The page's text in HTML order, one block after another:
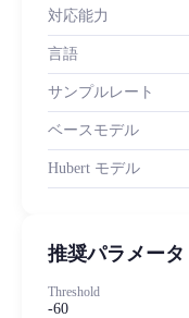
対応能力
言語
サンプルレート
ベースモデル
Hubert モデル
推奨パラメータ
Threshold
-60